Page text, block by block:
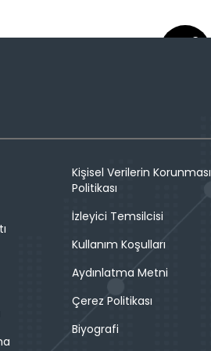
Kişisel Verilerin Korunması
Politikası
İzleyici Temsilcisi
Kullanım Koşulları
Aydınlatma Metni
Çerez Politikası
Biyografi